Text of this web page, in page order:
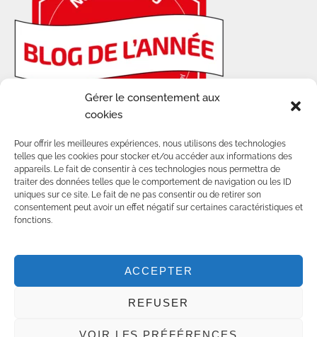
Gérer le consentement aux
cookies
Pour offrir les meilleures expériences, nous utilisons des technologies
telles que les cookies pour stocker et/ou accéder aux informations des
appareils. Le fait de consentir à ces technologies nous permettra de
traiter des données telles que le comportement de navigation ou les ID
uniques sur ce site. Le fait de ne pas consentir ou de retirer son
consentement peut avoir un effet négatif sur certaines caractéristiques et
fonctions.
ACCEPTER
REFUSER
VOIR LES PRÉFÉRENCES
© 2014-2025 - TOUS DROITS RÉSERVÉS SUR
POUR TOUTE UTILISATION D'IMAGES, MERCI DE
NOUS CONTACTER : COMMUNITY@AWWWAY.CH
CRÉATION PARAGENCE DIGITALE SMART
IMPACTGENÈVE